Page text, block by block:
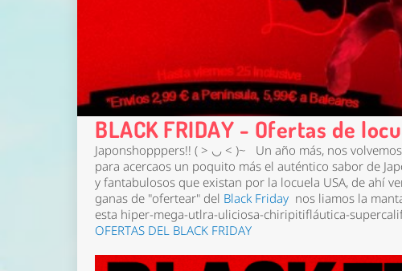
BLACK FRIDAY - Ofertas de
Japonshopppers!! ( > ◡ < )~ Un año más, nos
para acercaos un poquito más el auténtico sabor de
y fantabulosos que existan por la locuela USA, de ahí
ganas de "ofertear" del Black Friday nos liamos la
esta hiper-mega-utlra-uliciosa-chiripitifláutica-
OFERTAS DEL BLACK FRIDAY